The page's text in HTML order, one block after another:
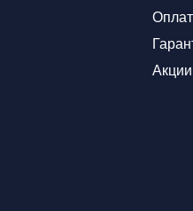
Акции